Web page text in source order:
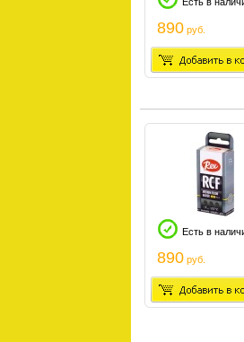
890 руб.
Есть в
890 руб.